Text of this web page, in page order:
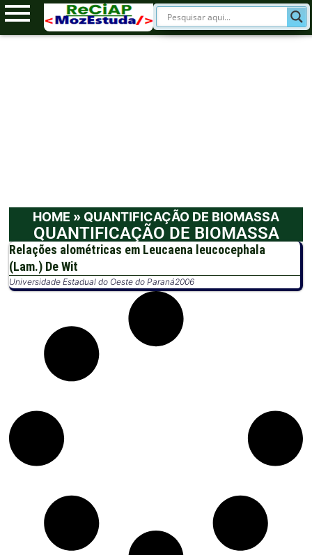
HOME » QUANTIFICAÇÃO DE BIOMASSA
QUANTIFICAÇÃO DE BIOMASSA
Relações alométricas em Leucaena leucocephala
(Lam.) De Wit
Universidade Estadual do Oeste do Paraná2006